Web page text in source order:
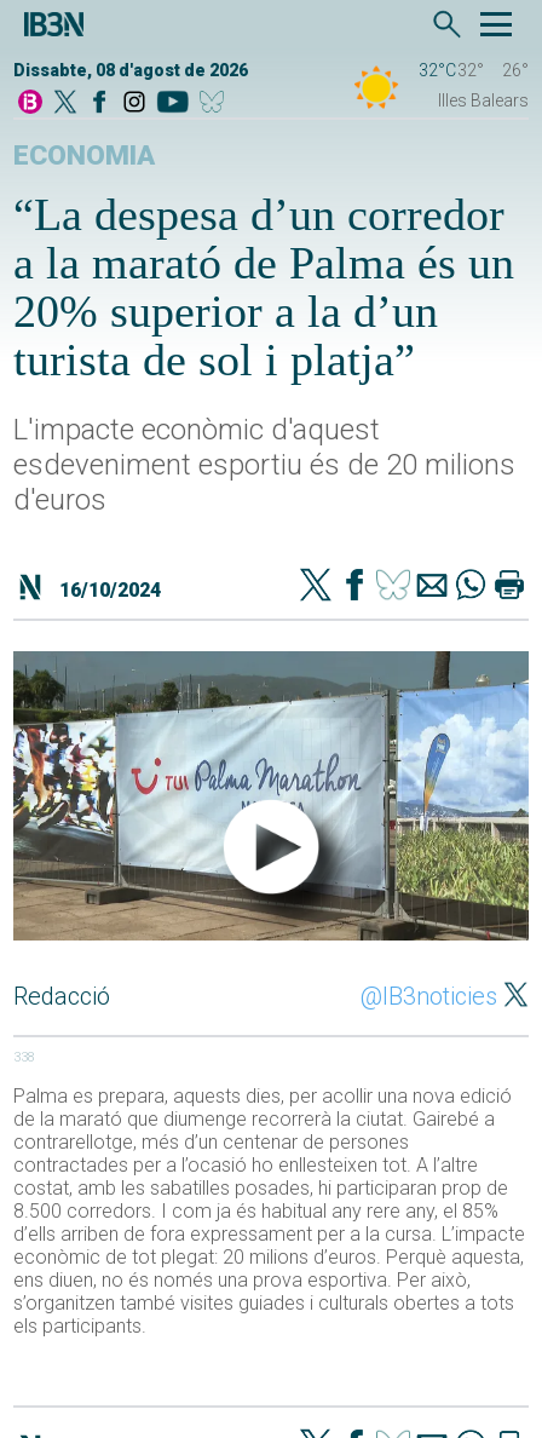
Dissabte, 08 d'agost de 2026 32°C32°
26°
Illes Balears
ECONOMIA
“La despesa d’un corredor
a la marató de Palma és un
20% superior a la d’un
turista de sol i platja”
L'impacte econòmic d'aquest
esdeveniment esportiu és de 20 milions
d'euros
16/10/2024
Redacció @IB3noticies
338
Palma es prepara, aquests dies, per acollir una nova edició
de la marató que diumenge recorrerà la ciutat. Gairebé a
contrarellotge, més d’un centenar de persones
contractades per a l’ocasió ho enllesteixen tot. A l’altre
costat, amb les sabatilles posades, hi participaran prop de
8.500 corredors. I com ja és habitual any rere any, el 85%
d’ells arriben de fora expressament per a la cursa. L’impacte
econòmic de tot plegat: 20 milions d’euros. Perquè aquesta,
ens diuen, no és només una prova esportiva. Per això,
s’organitzen també visites guiades i culturals obertes a tots
els participants.